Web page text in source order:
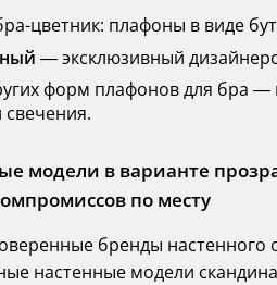
цветник: плафоны в виде
— эксклюзивный
форм плафонов для бра
модели в варианте
по месту
бренды настенного
настенные модели